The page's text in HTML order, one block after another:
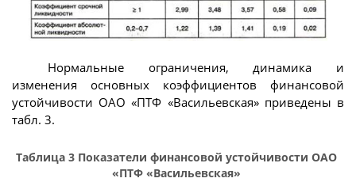
Нормальные ограничения, динамика и
изменения основных коэффициентов финансовой
устойчивости ОАО «ПТФ «Васильевская» приведены в
табл. 3.
Таблица 3 Показатели финансовой устойчивости ОАО
«ПТФ «Васильевская»